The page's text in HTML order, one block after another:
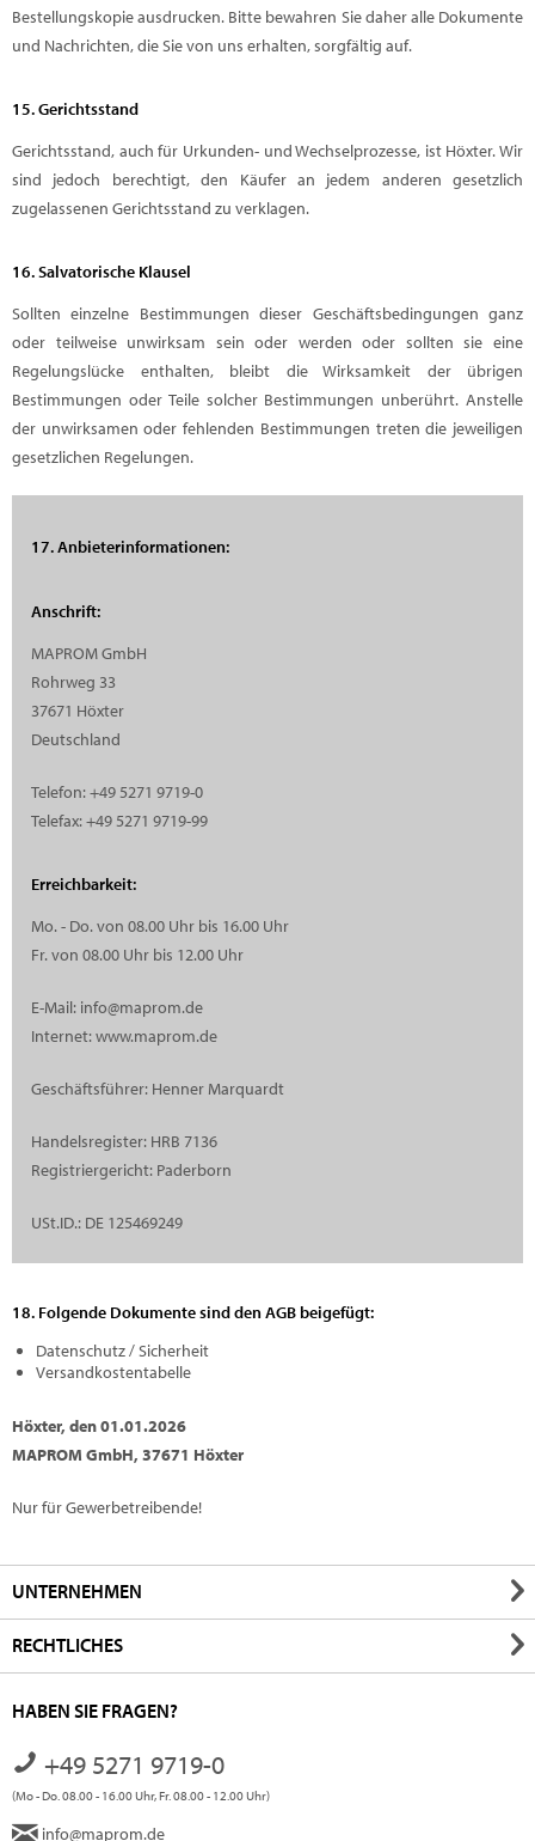
Bestellungskopie ausdrucken. Bitte bewahren Sie daher alle Dokumente
und Nachrichten, die Sie von uns erhalten, sorgfältig auf.
15. Gerichtsstand
Gerichtsstand, auch für Urkunden- und Wechselprozesse, ist Höxter. Wir
sind jedoch berechtigt, den Käufer an jedem anderen gesetzlich
zugelassenen Gerichtsstand zu verklagen.
16. Salvatorische Klausel
Sollten einzelne Bestimmungen dieser Geschäftsbedingungen ganz
oder teilweise unwirksam sein oder werden oder sollten sie eine
Regelungslücke enthalten, bleibt die Wirksamkeit der übrigen
Bestimmungen oder Teile solcher Bestimmungen unberührt. Anstelle
der unwirksamen oder fehlenden Bestimmungen treten die jeweiligen
gesetzlichen Regelungen.
17. Anbieterinformationen:
Anschrift:
MAPROM GmbH
Rohrweg 33
37671 Höxter
Deutschland
Telefon: +49 5271 9719-0
Telefax: +49 5271 9719-99
Erreichbarkeit:
Mo. - Do. von 08.00 Uhr bis 16.00 Uhr
Fr. von 08.00 Uhr bis 12.00 Uhr
E-Mail: info@maprom.de
Internet: www.maprom.de
Geschäftsführer: Henner Marquardt
Handelsregister: HRB 7136
Registriergericht: Paderborn
USt.ID.: DE 125469249
18. Folgende Dokumente sind den AGB beigefügt:
Datenschutz / Sicherheit
Versandkostentabelle
Höxter, den 01.01.2026
MAPROM GmbH, 37671 Höxter
Nur für Gewerbetreibende!
UNTERNEHMEN
RECHTLICHES
HABEN SIE FRAGEN?
+49 5271 9719-0
(Mo - Do. 08.00 - 16.00 Uhr, Fr. 08.00 - 12.00 Uhr)
info@maprom.de